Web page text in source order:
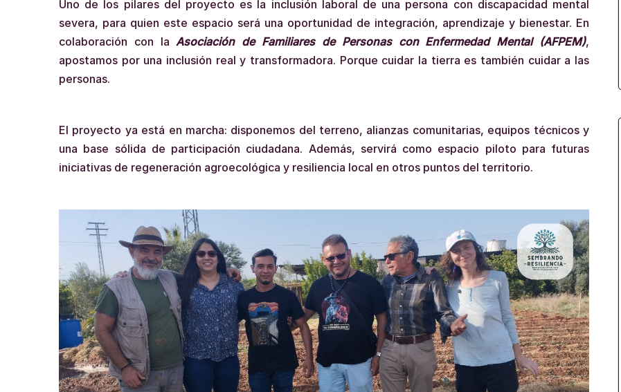
Uno de los pilares del proyecto es la inclusión laboral de una persona con discapacidad mental
severa, para quien este espacio será una oportunidad de integración, aprendizaje y bienestar. En
colaboración con laAsociación de Familiares de Personas con Enfermedad Mental (AFPEM),
apostamos por una inclusión real y transformadora. Porque cuidar la tierra es también cuidar a las
personas.
El proyecto ya está en marcha: disponemos del terreno, alianzas comunitarias, equipos técnicos y
una base sólida de participación ciudadana. Además, servirá como espacio piloto para futuras
iniciativas de regeneración agroecológica y resiliencia local en otros puntos del territorio.